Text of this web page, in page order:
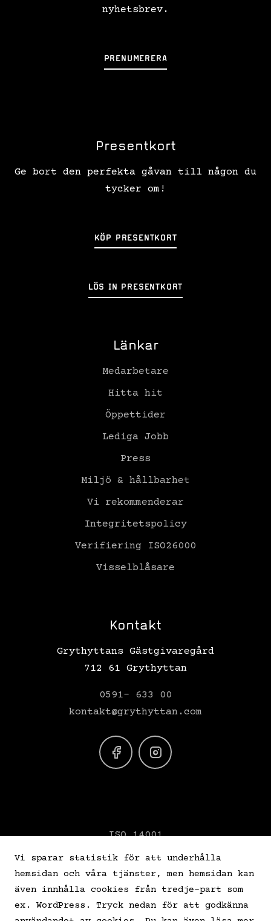
nyhetsbrev.
PRENUMERERA
Presentkort
Ge bort den perfekta gåvan till någon du
tycker om!
KÖP PRESENTKORT
LÖS IN PRESENTKORT
Länkar
Medarbetare
Hitta hit
Öppettider
Lediga Jobb
Press
Miljö & hållbarhet
Vi rekommenderar
Integritetspolicy
Verifiering ISO26000
Visselblåsare
Kontakt
Grythyttans Gästgivaregård
712 61 Grythyttan
0591- 633 00
kontakt@grythyttan.com
ISO 14001
VERIFY ISO 26000
Star Wine List
Vi sparar statistik för att underhålla
hemsidan och våra tjänster, men hemsidan kan
även innhålla cookies från tredje-part som
ex. WordPress. Tryck nedan för att godkänna